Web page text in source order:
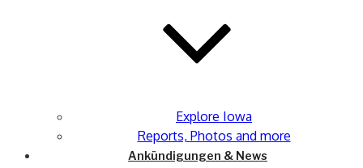
Explore Iowa
Reports, Photos and more
Ankündigungen & News